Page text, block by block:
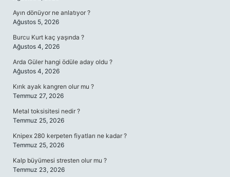
Ayın dönüyor ne anlatıyor ?
Ağustos 5, 2026
Burcu Kurt kaç yaşında ?
Ağustos 4, 2026
Arda Güler hangi ödüle aday oldu ?
Ağustos 4, 2026
Kırık ayak kangren olur mu ?
Temmuz 27, 2026
Metal toksisitesi nedir ?
Temmuz 25, 2026
Knipex 280 kerpeten fiyatları ne kadar ?
Temmuz 25, 2026
Kalp büyümesi stresten olur mu ?
Temmuz 23, 2026